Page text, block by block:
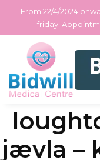
Skip
the
content
From 22/4/2024
friday.
jævla –